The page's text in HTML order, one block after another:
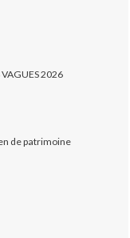
VAGUES 2026
de patrimoine